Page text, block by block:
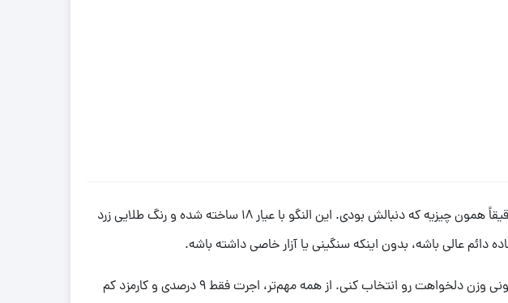
با ظاهر خاص، کیفیت بالا و قیمت منصفانه‌ای هستی، النگو کد 4 طلای میلاد دقیقاً همون چیزیه که دنبالش بودی. این النگو با عیار 18 ساخته شده و رنگ طلایی زرد
عالی باشه، بدون اینکه سنگینی یا آزار خاصی داشته باشه.
این مدل در سایز 2 تولید شده و وزنش بین 7.250 تا 8.280 گرم متغیره، پس بسته به سلیقه‌ات می‌تونی وزن دلخواهت رو انتخاب کنی. از همه مهم‌تر، اجرت فقط 9 درصدی و کارمزد کم